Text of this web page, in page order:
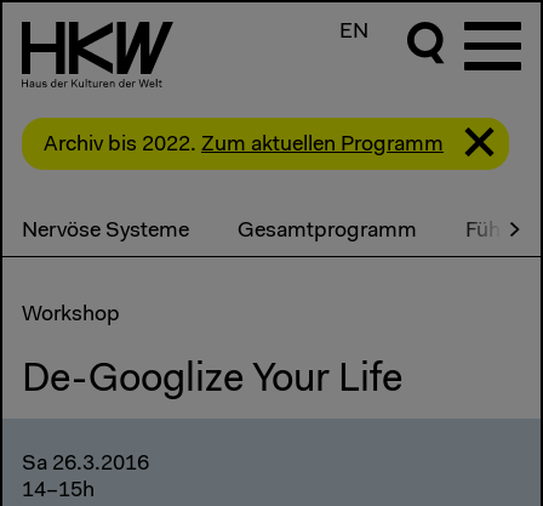
EN
Archiv bis 2022. Zum aktuellen Programm
Nervöse Systeme Gesamtprogramm
Workshop
De-Googlize Your Life
Sa 26.3.2016
14–15h